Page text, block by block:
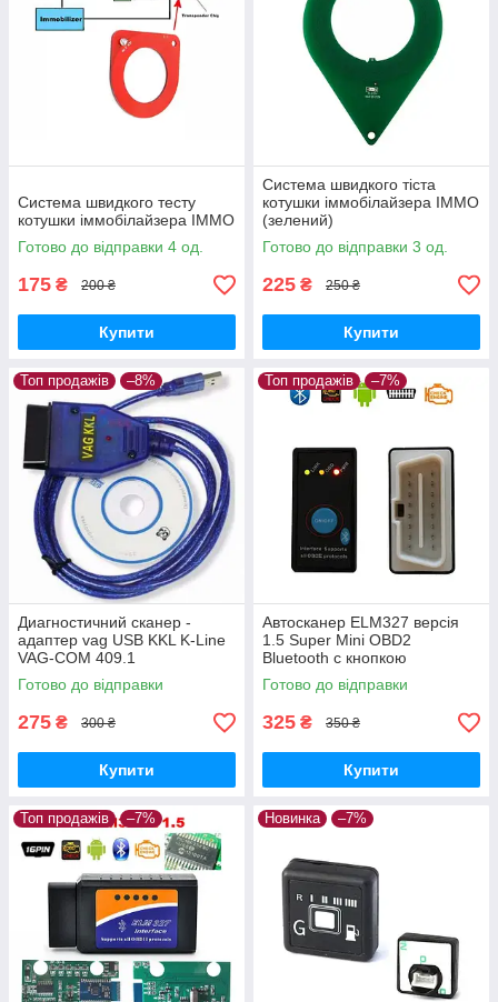
Система швидкого тесту
котушки іммобілайзера IMMO
Готово до відправки 4 од.
175 ₴ 200 ₴
Купити
Система швидкого тіста
котушки іммобілайзера IMMO
(зелений)
Готово до відправки 3 од.
225 ₴ 250 ₴
Купити
Топ продажів –8%
Диагностичний сканер -
адаптер vag USB KKL K-Line
VAG-COM 409.1
Готово до відправки
275 ₴ 300 ₴
Купити
Топ продажів –7%
Автосканер ELM327 версія
1.5 Super Mini OBD2
Bluetooth c кнопкою
вимикання, чіп PIC18F25K80
Готово до відправки
325 ₴ 350 ₴
Купити
Топ продажів –7% Новинка –7%